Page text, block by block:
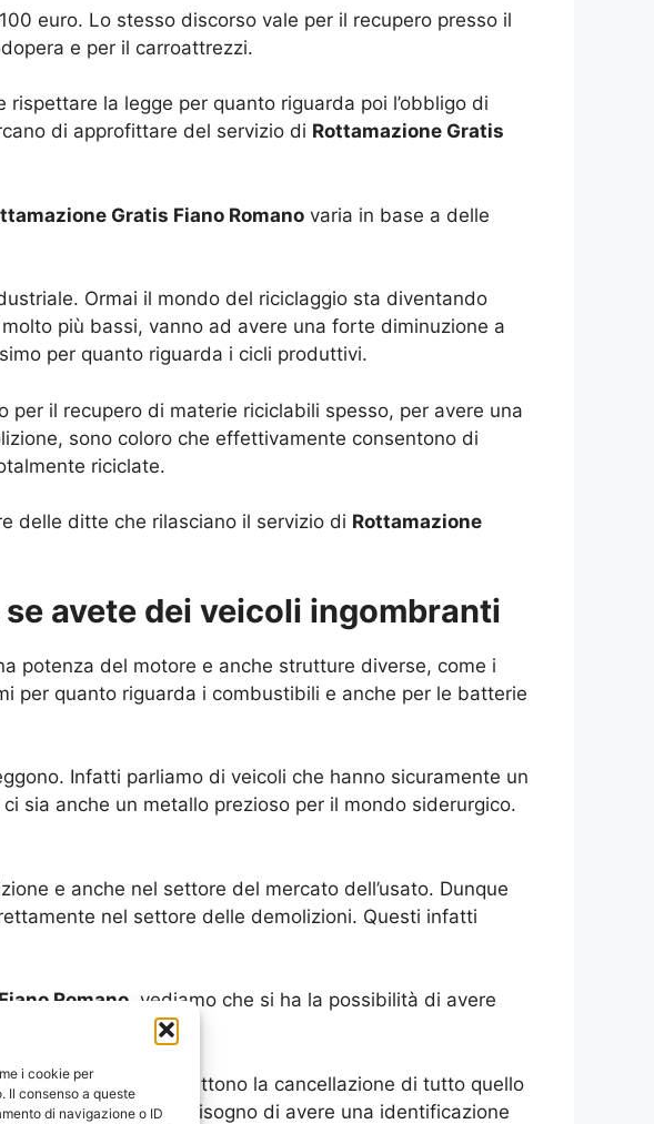
i cookie per
Il consenso a queste
di navigazione o ID
euro. Lo stesso discorso vale per il recupero presso il
e per il carroattrezzi.
la legge per quanto riguarda poi l’obbligo di
di approfittare del servizio di Rottamazione Gratis
Gratis Fiano Romano varia in base a delle
Ormai il mondo del riciclaggio sta diventando
più bassi, vanno ad avere una forte diminuzione a
per quanto riguarda i cicli produttivi.
il recupero di materie riciclabili spesso, per avere una
sono coloro che effettivamente consentono di
riciclate.
delle ditte che rilasciano il servizio di Rottamazione
avete dei veicoli ingombranti
potenza del motore e anche strutture diverse, come i
per quanto riguarda i combustibili e anche per le batterie
Infatti parliamo di veicoli che hanno sicuramente un
sia anche un metallo prezioso per il mondo siderurgico.
e anche nel settore del mercato dell’usato. Dunque
nel settore delle demolizioni. Questi infatti
Romano , vediamo che si ha la possibilità di avere
burocratici che permettono la cancellazione di tutto quello
i veicoli hanno bisogno di avere una identificazione